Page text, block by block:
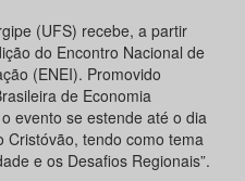
(UFS) recebe, a partir
do Encontro Nacional de
(ENEI). Promovido
de Economia
evento se estende até o dia
Cristóvão, tendo como tema
e os Desafios Regionais”.